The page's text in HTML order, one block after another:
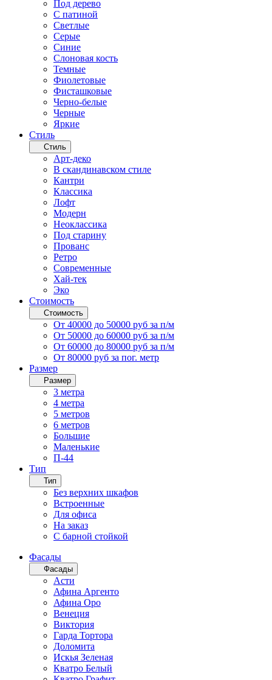
Под дерево
С патиной
Светлые
Серые
Синие
Слоновая кость
Темные
Фиолетовые
Фисташковые
Черно-белые
Черные
Яркие
Стиль
Стиль
Арт-деко
В скандинавском стиле
Кантри
Классика
Лофт
Модерн
Неоклассика
Под старину
Прованс
Ретро
Современные
Хай-тек
Эко
Стоимость
Стоимость
От 40000 до 50000 руб за п/м
От 50000 до 60000 руб за п/м
От 60000 до 80000 руб за п/м
От 80000 руб за пог. метр
Размер
Размер
3 метра
4 метра
5 метров
6 метров
Большие
Маленькие
П-44
Тип
Тип
Без верхних шкафов
Встроенные
Для офиса
На заказ
С барной стойкой
Фасады
Фасады
Асти
Афина Аргенто
Афина Оро
Венеция
Виктория
Гарда Тортора
Доломита
Искья Зеленая
Кватро Белый